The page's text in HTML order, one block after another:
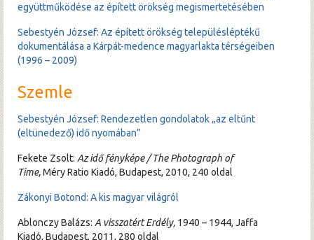
együttműködése az épített örökség megismertetésében
Sebestyén József: Az épített örökség településléptékű
dokumentálása a Kárpát-medence magyarlakta térségeiben
(1996 – 2009)
Szemle
Sebestyén József: Rendezetlen gondolatok „az eltűnt
(eltünedező) idő nyomában”
Fekete Zsolt: Az idő fényképe / The Photograph of
Time,Méry Ratio Kiadó, Budapest, 2010, 240 oldal
Zákonyi Botond: A kis magyar világról
Ablonczy Balázs: A visszatért Erdély, 1940 – 1944, Jaffa
Kiadó, Budapest, 2011, 280 oldal